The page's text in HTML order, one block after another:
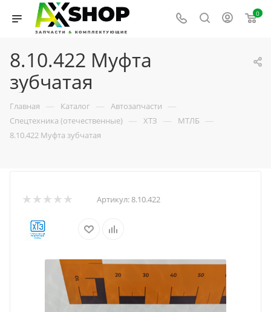
0
8.10.422 Муфта
зубчатая
Главная — Каталог — Автозапчасти —
Спецтехника (отечественные) — ХТЗ — МТЛБ —
8.10.422 Муфта зубчатая
Артикул:8.10.422